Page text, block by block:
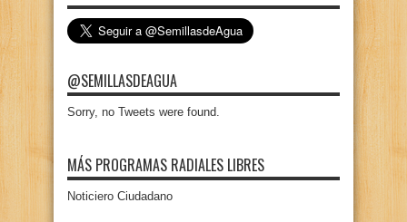
@SEMILLASDEAGUA
Sorry, no Tweets were found.
MÁS PROGRAMAS RADIALES LIBRES
Noticiero Ciudadano